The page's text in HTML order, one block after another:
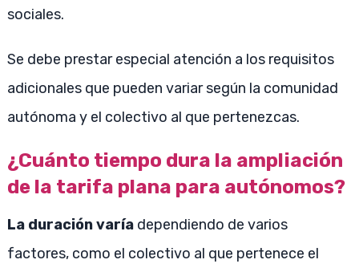
sociales.
Se debe prestar especial atención a los requisitos
adicionales que pueden variar según la comunidad
autónoma y el colectivo al que pertenezcas.
¿Cuánto tiempo dura la ampliación
de la tarifa plana para autónomos?
La duración varíadependiendo de varios
factores, como el colectivo al que pertenece el